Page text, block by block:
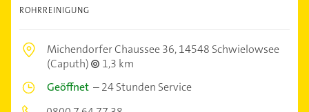
ROHRREINIGUNG
Michendorfer Chaussee 36,14548 Schwielowsee
(Caputh)
1,3 km
Geöffnet –24 Stunden Service